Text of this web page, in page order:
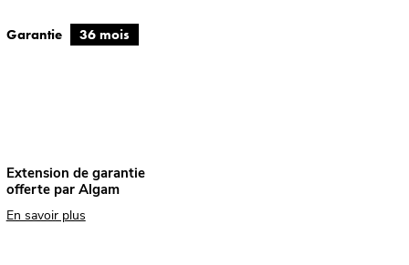
Garantie 36 mois
Extension de garantie
offerte par Algam
En savoir plus